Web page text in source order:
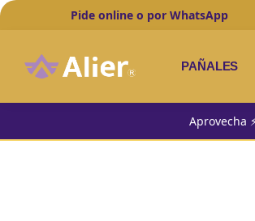
Pide online o por WhatsApp
PAÑALES
Añadido recientemente
Aprovecha